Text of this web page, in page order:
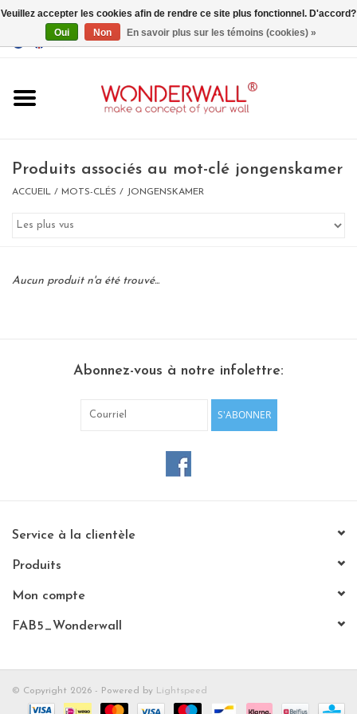
EUR/GBP
Un design personnalisé
CHANCE
Etagères Shelves
Rectangulaire, carrées, rondes
Produits associés au mot-clé jongenskamer
ACCUEIL / MOTS-CLÉS / JONGENSKAMER
Aucun produit n'a été trouvé...
Abonnez-vous à notre infolettre:
S'ABONNER
Service à la clientèle
Produits
Mon compte
FAB5_Wonderwall
© Copyright 2026 - Powered by Lightspeed
Veuillez accepter les cookies afin de rendre ce site plus fonctionnel. D'accord?
Oui
Non En savoir plus sur les témoins (cookies) »